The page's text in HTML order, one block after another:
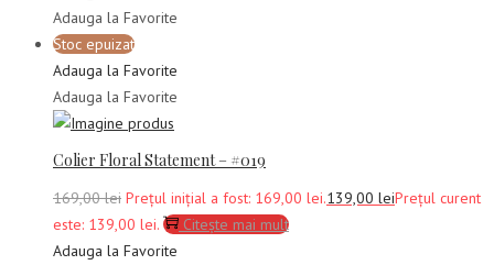
Adauga la Favorite
Stoc epuizat
Adauga la Favorite
Adauga la Favorite
Colier Floral Statement – #019
169,00lei Prețul inițial a fost: 169,00 lei.139,00 leiPrețul curent
este: 139,00 lei.
Citește mai mult
Adauga la Favorite